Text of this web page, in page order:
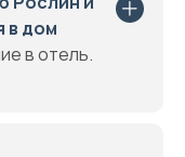
в дом
в отель.